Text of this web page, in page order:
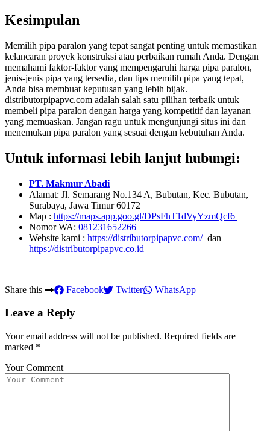
Kesimpulan
Memilih pipa paralon yang tepat sangat penting untuk memastikan
kelancaran proyek konstruksi atau perbaikan rumah Anda. Dengan
memahami faktor-faktor yang mempengaruhi harga pipa paralon,
jenis-jenis pipa yang tersedia, dan tips memilih pipa yang tepat,
Anda bisa membuat keputusan yang lebih bijak.
distributorpipapvc.com adalah salah satu pilihan terbaik untuk
membeli pipa paralon dengan harga yang kompetitif dan layanan
yang memuaskan. Jangan ragu untuk mengunjungi situs ini dan
menemukan pipa paralon yang sesuai dengan kebutuhan Anda.
Untuk informasi lebih lanjut hubungi:
PT. Makmur Abadi
Alamat: Jl. Semarang No.134 A, Bubutan, Kec. Bubutan,
Surabaya, Jawa Timur 60172
Map : https://maps.app.goo.gl/DPsFhT1dVyYzmQcf6
Nomor WA: 081231652266
Website kami : https://distributorpipapvc.com/ dan
https://distributorpipapvc.co.id
Share this Facebook Twitter WhatsApp
Leave a Reply
Your email address will not be published. Required fields are
marked *
Your Comment